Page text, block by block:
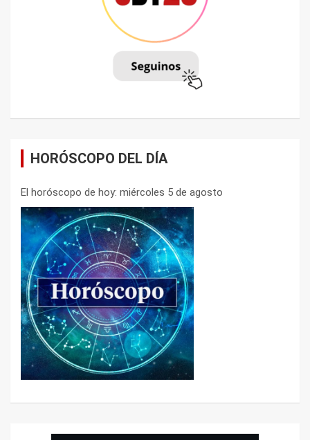
HORÓSCOPO DEL DÍA
El horóscopo de hoy: miércoles 5 de agosto